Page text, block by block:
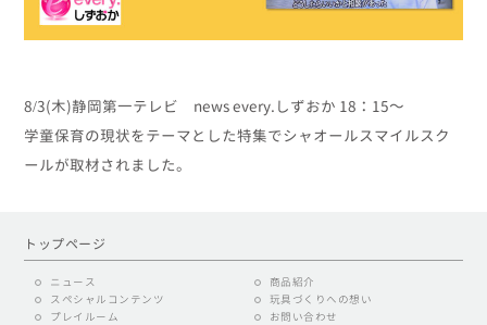
8/3(木)静岡第一テレビ news every.しずおか 18：15～
学童保育の現状をテーマとした特集でシャオールスマイルスク
ールが取材されました。
トップページ
ニュース
商品紹介
スペシャルコンテンツ
玩具づくりへの想い
プレイルーム
お問い合わせ